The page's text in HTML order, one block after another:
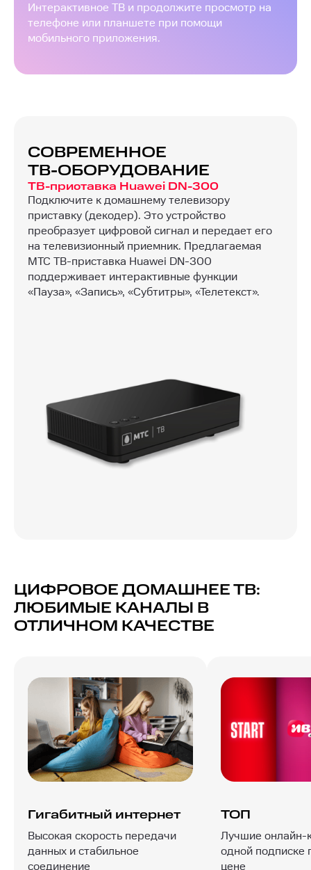
Интерактивное ТВ и продолжите просмотр на
телефоне или планшете при помощи
мобильного приложения.
СОВРЕМЕННОЕ
ТВ-ОБОРУДОВАНИЕ
ТВ-приставка Huawei DN-300
Подключите к домашнему телевизору
приставку (декодер). Это устройство
преобразует цифровой сигнал и передает его
на телевизионный приемник. Предлагаемая
МТС ТВ-приставка Huawei DN-300
поддерживает интерактивные функции
«Пауза», «Запись», «Субтитры», «Телетекст».
ЦИФРОВОЕ ДОМАШНЕЕ ТВ:
ЛЮБИМЫЕ КАНАЛЫ В
ОТЛИЧНОМ КАЧЕСТВЕ
Гигабитный интернет
Высокая скорость передачи
данных и стабильное
соединение
ТОП
Лучшие онлайн-
одной подписке
цене